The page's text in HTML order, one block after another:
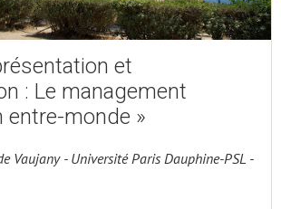
et
: Le management
entre-monde »
Vaujany - Université Paris Dauphine-PSL -